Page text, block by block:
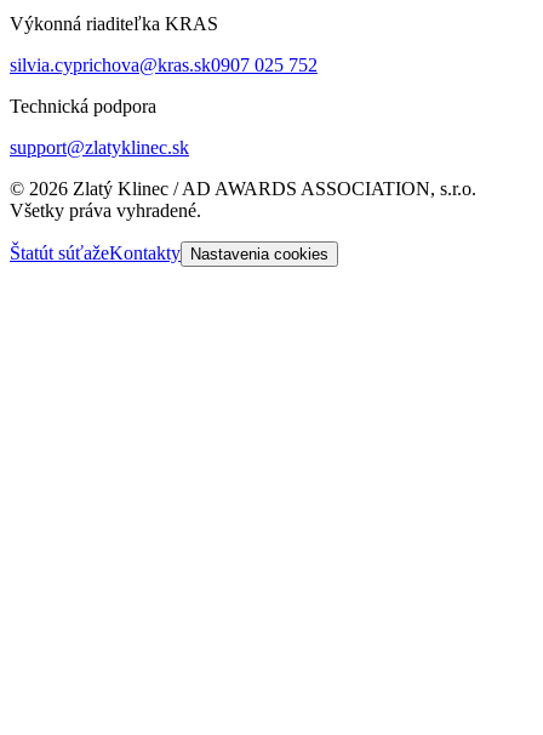
Výkonná riaditeľka KRAS
silvia.cyprichova@kras.sk0907 025 752
Technická podpora
support@zlatyklinec.sk
© 2026 Zlatý Klinec / AD AWARDS ASSOCIATION, s.r.o.
Všetky práva vyhradené.
Štatút súťažeKontakty Nastavenia cookies